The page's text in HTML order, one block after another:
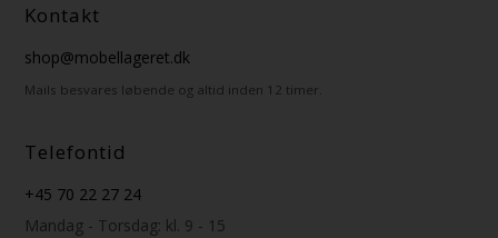
Kontakt
shop@mobellageret.dk
Mails besvares løbende og altid inden 12 timer.
Telefontid
+45 70 22 27 24
Mandag - Torsdag: kl. 9 - 15